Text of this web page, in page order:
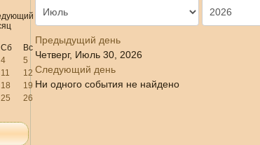
Сб
Вс
4
5
11
12
18
19
25
26
Предыдущий день
Четверг, Июль 30, 2026
Следующий день
Ни одного события не найдено